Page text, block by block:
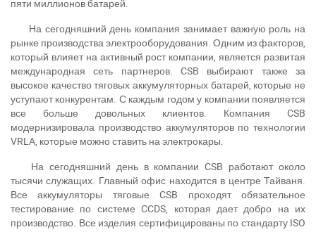
пяти миллионов батарей.
На сегодняшний день компания занимает важную роль на
рынке производства электрооборудования. Одним из факторов,
который влияет на активный рост компании, является развитая
международная сеть партнеров. CSB выбирают также за
высокое качество тяговых аккумуляторных батарей, которые не
уступают конкурентам. С каждым годом у компании появляется
все больше довольных клиентов. Компания CSB
модернизировала производство аккумуляторов по технологии
VRLA, которые можно ставить на электрокары.
На сегодняшний день в компании CSB работают около
тысячи служащих. Главный офис находится в центре Тайваня.
Все аккумуляторы тяговые CSB проходят обязательное
тестирование по системе CCDS, которая дает добро на их
производство. Все изделия сертифицированы по стандарту ISO